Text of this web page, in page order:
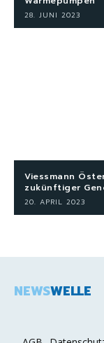
28. JUNI 2023
Viessmann
zukünftiger
20. APRIL 2023
NEWSWELLE